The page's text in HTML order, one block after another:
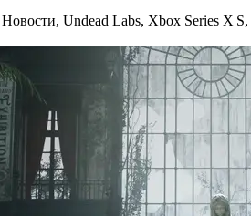
Новости, Undead Labs, Xbox Series X|S,